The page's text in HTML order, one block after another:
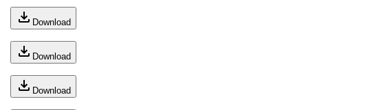
Download
Download
Download